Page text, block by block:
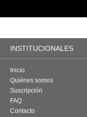
INSTITUCIONALES
Inicio
Quiénes somos
Suscripción
FAQ
Contacto